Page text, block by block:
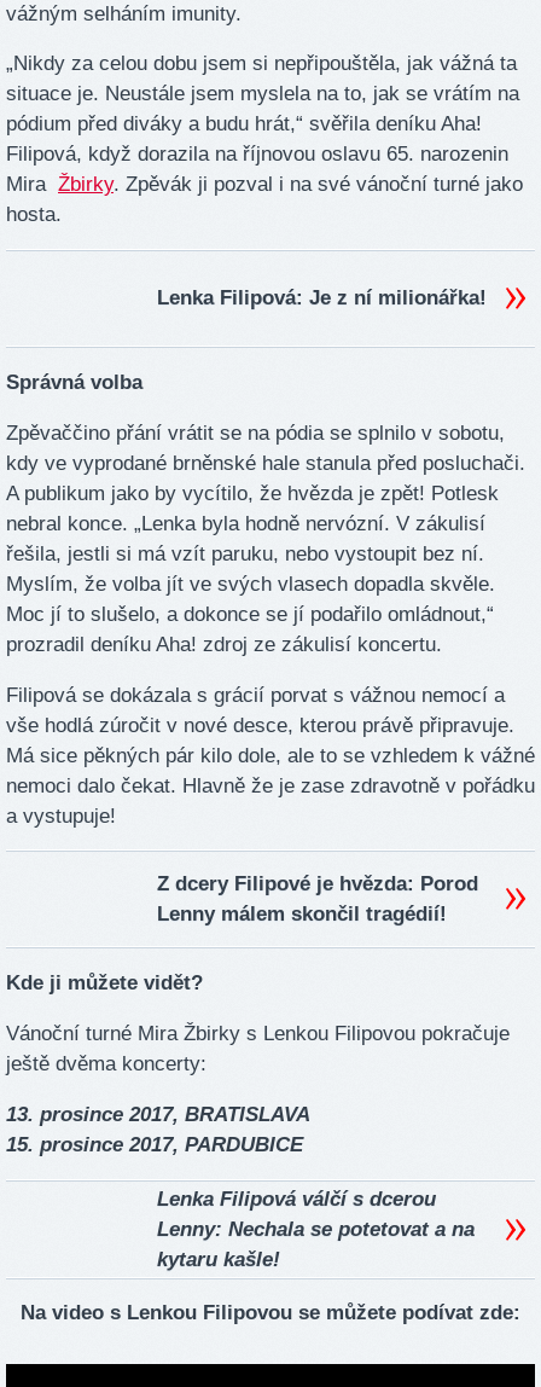
vážným selháním imunity.
„Nikdy za celou dobu jsem si nepřipouštěla, jak vážná ta
situace je. Neustále jsem myslela na to, jak se vrátím na
pódium před diváky a budu hrát,“ svěřila deníku Aha!
Filipová, když dorazila na říjnovou oslavu 65. narozenin
Mira Žbirky. Zpěvák ji pozval i na své vánoční turné jako
hosta.
Lenka Filipová: Je z ní milionářka!
Správná volba
Zpěvaččino přání vrátit se na pódia se splnilo v sobotu,
kdy ve vyprodané brněnské hale stanula před posluchači.
A publikum jako by vycítilo, že hvězda je zpět! Potlesk
nebral konce. „Lenka byla hodně nervózní. V zákulisí
řešila, jestli si má vzít paruku, nebo vystoupit bez ní.
Myslím, že volba jít ve svých vlasech dopadla skvěle.
Moc jí to slušelo, a dokonce se jí podařilo omládnout,“
prozradil deníku Aha! zdroj ze zákulisí koncertu.
Filipová se dokázala s grácií porvat s vážnou nemocí a
vše hodlá zúročit v nové desce, kterou právě připravuje.
Má sice pěkných pár kilo dole, ale to se vzhledem k vážné
nemoci dalo čekat. Hlavně že je zase zdravotně v pořádku
a vystupuje!
Z dcery Filipové je hvězda: Porod
Lenny málem skončil tragédií!
Kde ji můžete vidět?
Vánoční turné Mira Žbirky s Lenkou Filipovou pokračuje
ještě dvěma koncerty:
13. prosince 2017, BRATISLAVA
15. prosince 2017, PARDUBICE
Lenka Filipová válčí s dcerou
Lenny: Nechala se potetovat a na
kytaru kašle!
Na video s Lenkou Filipovou se můžete podívat zde: